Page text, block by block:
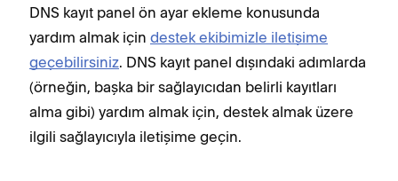
DNS kayıt panel ön ayar ekleme konusunda
yardım almak için destek ekibimizle iletişime
geçebilirsiniz. DNS kayıt panel dışındaki adımlarda
(örneğin, başka bir sağlayıcıdan belirli kayıtları
alma gibi) yardım almak için, destek almak üzere
ilgili sağlayıcıyla iletişime geçin.